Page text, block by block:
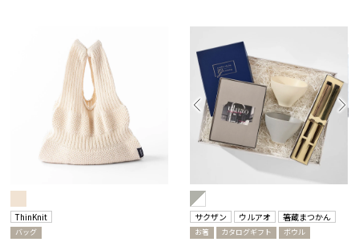
ThinKnit
バッグ
サクザン ウルアオ 箸蔵まつかん
お箸 カタログギフト ボウル